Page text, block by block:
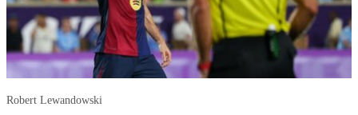
Robert Lewandowski